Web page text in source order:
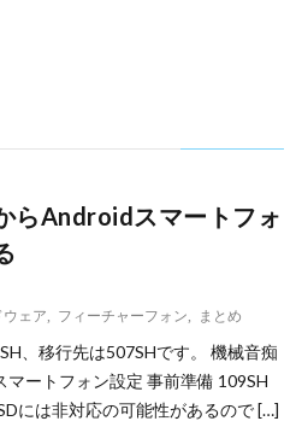
らAndroidスマートフォ
ウェア フィーチャーフォン まとめ
、移行先は507SHです。 機械音痴
ートフォン設定 事前準備 109SH
には非対応の可能性があるので […]